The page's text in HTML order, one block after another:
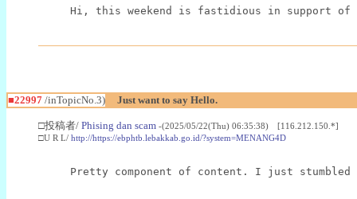
Hi, this weekend is fastidious in support of
■22997 /inTopicNo.3) Just want to say Hello.
□投稿者/ Phising dan scam -(2025/05/22(Thu) 06:35:38) [116.212.150.*]
□U R L/ http://https://ebphtb.lebakkab.go.id/?system=MENANG4D
Pretty component of content. I just